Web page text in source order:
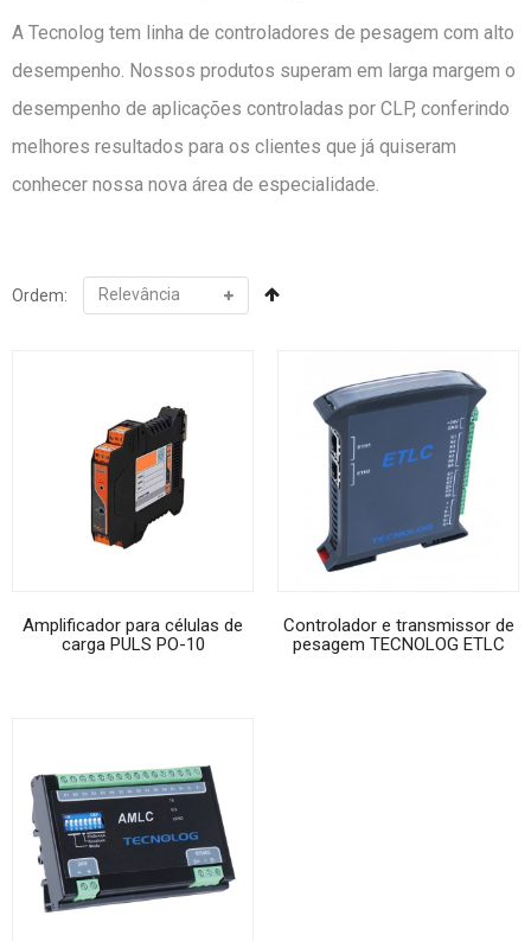
A Tecnolog tem linha de controladores de pesagem com alto
desempenho. Nossos produtos superam em larga margem o
desempenho de aplicações controladas por CLP, conferindo
melhores resultados para os clientes que já quiseram
conhecer nossa nova área de especialidade.
Ordem:
Amplificador para células de
carga PULS PO-10
Controlador e transmissor de
pesagem TECNOLOG ETLC